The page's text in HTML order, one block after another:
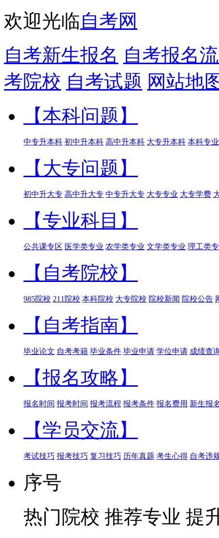
欢迎光临自考网
自考新生报名 自考报名
考院校 自考试题 网站地
【本科问题】
中专升本科 初中升本科 高中升本科 大专升本科 本科专业
【大专问题】
初中升大专 高中升大专 中专升大专 大专专业 大专学费
【专业科目】
公共课专区 医学类专业 农学类专业 文学类专业 理工类
【自考院校】
985院校 211院校 本科院校 大专院校 院校新闻 院校公告
【自考指南】
毕业论文 自考考籍 毕业条件 毕业申请 学位申请 成绩查
【报名攻略】
报名时间 报考时间 报考流程 报考条件 报名费用 新生报
【学员交流】
考试技巧 报考技巧 复习技巧 历年真题 考生心得 自考违
序号
热门院校 推荐专业 提